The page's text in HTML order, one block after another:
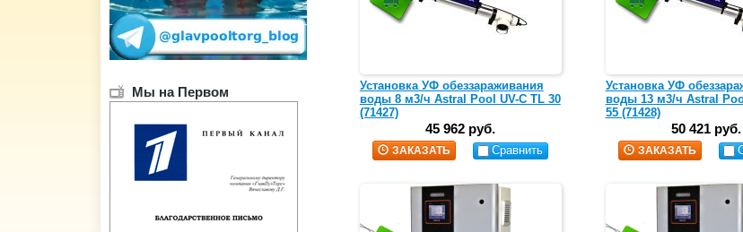
Мы на Первом
Установка УФ обеззараживания
воды 8 м3/ч Astral Pool UV-C TL 30
(71427)
45 962 руб.
ЗАКАЗАТЬ Сравнить
Установка УФ
воды 13 м3/ч Astral
55 (71428)
50 421 руб.
ЗАКАЗАТЬ